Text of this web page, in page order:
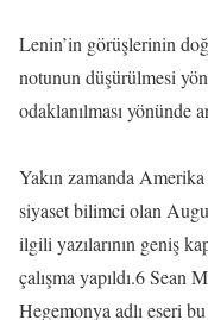
Lenin’in görüşlerinin
notunun düşürülmesi
odaklanılması yönünde
Yakın zamanda
siyaset bilimci olan
ilgili yazılarının geniş
çalışma yapıldı.6 Sean
Hegemonya adlı eseri